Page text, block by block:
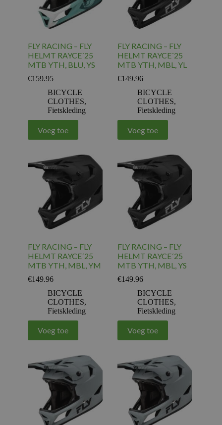
FLY RACING – FLY
HELMT RAYCE´25
MTB YTH, BLU, YS
€159.95
BICYCLE
CLOTHES,
Fietskleding
Voeg toe
FLY RACING – FLY
HELMT RAYCE´25
MTB YTH, MBL, YL
€149.96
BICYCLE
CLOTHES,
Fietskleding
Voeg toe
FLY RACING – FLY
HELMT RAYCE´25
MTB YTH, MBL, YM
€149.96
BICYCLE
CLOTHES,
Fietskleding
Voeg toe
FLY RACING – FLY
HELMT RAYCE´25
MTB YTH, MBL, YS
€149.96
BICYCLE
CLOTHES,
Fietskleding
Voeg toe